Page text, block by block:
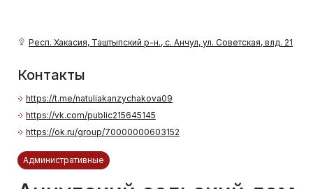
Респ. Хакасия, Таштыпский р-н., с. Анчул, ул. Советская, влд. 21
Контакты
https://t.me/natuliakanzychakova09
https://vk.com/public215645145
https://ok.ru/group/70000000603152
Административные